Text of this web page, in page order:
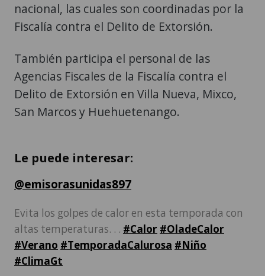
nacional, las cuales son coordinadas por la
Fiscalía contra el Delito de Extorsión.
También participa el personal de las
Agencias Fiscales de la Fiscalía contra el
Delito de Extorsión en Villa Nueva, Mixco,
San Marcos y Huehuetenango.
Le puede interesar:
@emisorasunidas897
Evita los golpes de calor en esta temporada con
altas temperaturas. . . #Calor #OladeCalor
#Verano #TemporadaCalurosa #Niño
#ClimaGt